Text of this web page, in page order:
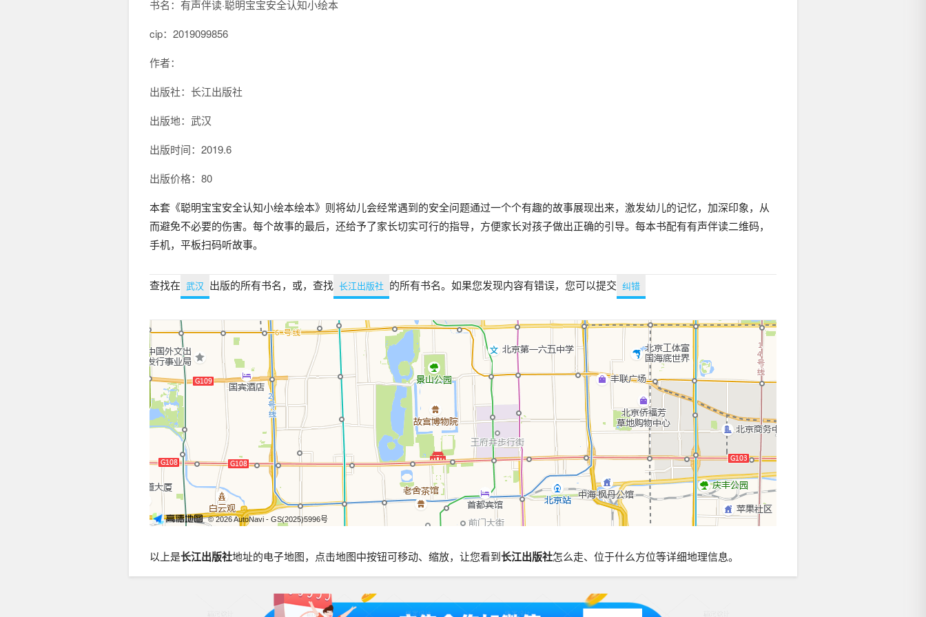
书名：有声伴读·聪明宝宝安全认知小绘本
cip： 2019099856
作者：
出版社：长江出版社
出版地：武汉
出版时间：2019.6
出版价格：80
本套《聪明宝宝安全认知小绘本绘本》则将幼儿会经常遇到的安全问题通过一个个有趣的故事展现出来，激发幼儿的记忆，加深印象，从
而避免不必要的伤害。每个故事的最后，还给予了家长切实可行的指导，方便家长对孩子做出正确的引导。每本书配有有声伴读二维码，
手机，平板扫码听故事。
查找在 武汉 出版的所有书名，或，查找 长江出版社 的所有书名。如果您发现内容有错误，您可以提交 纠错
© 2026 AutoNavi - GS(2025)5996号
以上是长江出版社地址的电子地图，点击地图中按钮可移动、缩放，让您看到长江出版社怎么走、位于什么方位等详细地理信息。